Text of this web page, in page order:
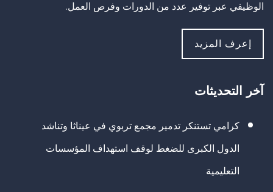
الوظيفي عبر توفير عدد من الدورات وفرص العمل.
إعرف المزيد
آخر التحديثات
كرامي تستنكر تدمير مجمع تربوي في عيناثا وتناشد
الدول الكبرى للضغط لوقف استهداف المؤسسات
التعليمية